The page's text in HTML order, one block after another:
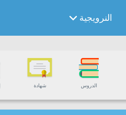
النرويجية
الدروس شهادة